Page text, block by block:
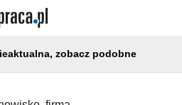
zobacz podobne